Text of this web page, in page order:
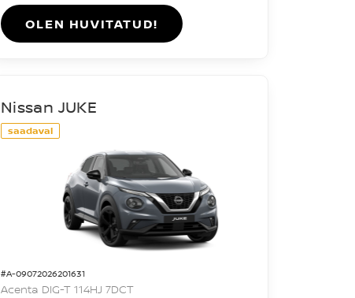
OLEN HUVITATUD!
saadaval
#A-09072026201631
Nissan JUKE
Acenta DIG-T 114HJ 7DCT